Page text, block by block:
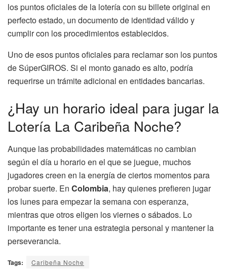
los puntos oficiales de la lotería con su billete original en
perfecto estado, un documento de identidad válido y
cumplir con los procedimientos establecidos.
Uno de esos puntos oficiales para reclamar son los puntos
de SúperGIROS. Si el monto ganado es alto, podría
requerirse un trámite adicional en entidades bancarias.
¿Hay un horario ideal para jugar la
Lotería La Caribeña Noche?
Aunque las probabilidades matemáticas no cambian
según el día u horario en el que se juegue, muchos
jugadores creen en la energía de ciertos momentos para
probar suerte. En Colombia, hay quienes prefieren jugar
los lunes para empezar la semana con esperanza,
mientras que otros eligen los viernes o sábados. Lo
importante es tener una estrategia personal y mantener la
perseverancia.
Tags: Caribeña Noche